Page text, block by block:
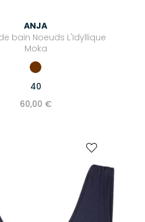
ANJA
bain Noeuds L'Idyllique
Moka
40
60,00 €